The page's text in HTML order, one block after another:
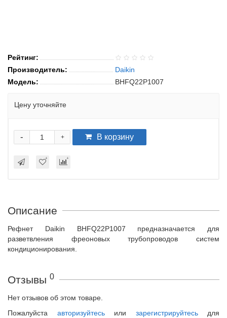
Рейтинг:
Производитель:
Daikin
Модель:
BHFQ22P1007
Цену уточняйте
+
- В корзину
Описание
Рефнет Daikin BHFQ22P1007 предназначается для
разветвления фреоновых трубопроводов систем
кондиционирования.
Отзывы 0
Нет отзывов об этом товаре.
Пожалуйста авторизуйтесьили зарегистрируйтесьдля